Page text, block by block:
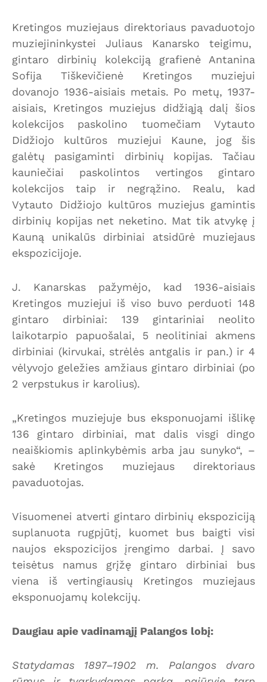
Kretingos muziejaus direktoriaus pavaduotojo
muziejininkystei Juliaus Kanarsko teigimu,
gintaro dirbinių kolekciją grafienė Antanina
Sofija Tiškevičienė Kretingos muziejui
dovanojo 1936-aisiais metais. Po metų, 1937-
aisiais, Kretingos muziejus didžiąją dalį šios
kolekcijos paskolino tuomečiam Vytauto
Didžiojo kultūros muziejui Kaune, jog šis
galėtų pasigaminti dirbinių kopijas. Tačiau
kauniečiai paskolintos vertingos gintaro
kolekcijos taip ir negrąžino. Realu, kad
Vytauto Didžiojo kultūros muziejus gamintis
dirbinių kopijas net neketino. Mat tik atvykę į
Kauną unikalūs dirbiniai atsidūrė muziejaus
ekspozicijoje.
J. Kanarskas pažymėjo, kad 1936-aisiais
Kretingos muziejui iš viso buvo perduoti 148
gintaro dirbiniai: 139 gintariniai neolito
laikotarpio papuošalai, 5 neolitiniai akmens
dirbiniai (kirvukai, strėlės antgalis ir pan.) ir 4
vėlyvojo geležies amžiaus gintaro dirbiniai (po
2 verpstukus ir karolius).
„Kretingos muziejuje bus eksponuojami išlikę
136 gintaro dirbiniai, mat dalis visgi dingo
neaiškiomis aplinkybėmis arba jau sunyko“, –
sakė Kretingos muziejaus direktoriaus
pavaduotojas.
Visuomenei atverti gintaro dirbinių ekspoziciją
suplanuota rugpjūtį, kuomet bus baigti visi
naujos ekspozicijos įrengimo darbai. Į savo
teisėtus namus grįžę gintaro dirbiniai bus
viena iš vertingiausių Kretingos muziejaus
eksponuojamų kolekcijų.
Daugiau apie vadinamąjį Palangos lobį:
Statydamas 1897–1902 m. Palangos dvaro